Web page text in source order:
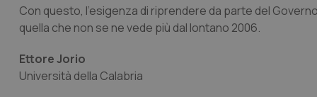
Con questo, l’esigenza di riprendere da parte del
quella che non se ne vede più dal lontano 2006.
Ettore Jorio
Università della Calabria